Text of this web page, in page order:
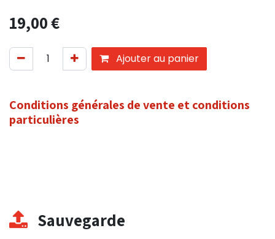
19,00€
Ajouter au panier
Conditions générales de vente et conditions
particulières
Sauvegarde